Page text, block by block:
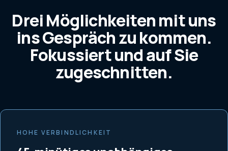
Drei Möglichkeiten mit uns
ins Gespräch zu kommen.
Fokussiert und auf Sie
zugeschnitten.
HOHE VERBINDLICHKEIT